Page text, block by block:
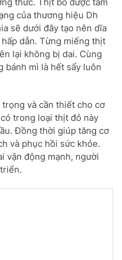
thức. Thịt bò được tẩm
của thương hiệu Dh
sẽ dưới đây tạo nên dĩa
dẫn. Từng miếng thịt
lại không bị dai. Cùng
bánh mì là hết sẩy luôn
và cần thiết cho cơ
trong loại thịt đỏ này
Đồng thời giúp tăng cơ
và phục hồi sức khỏe.
vận động mạnh, người